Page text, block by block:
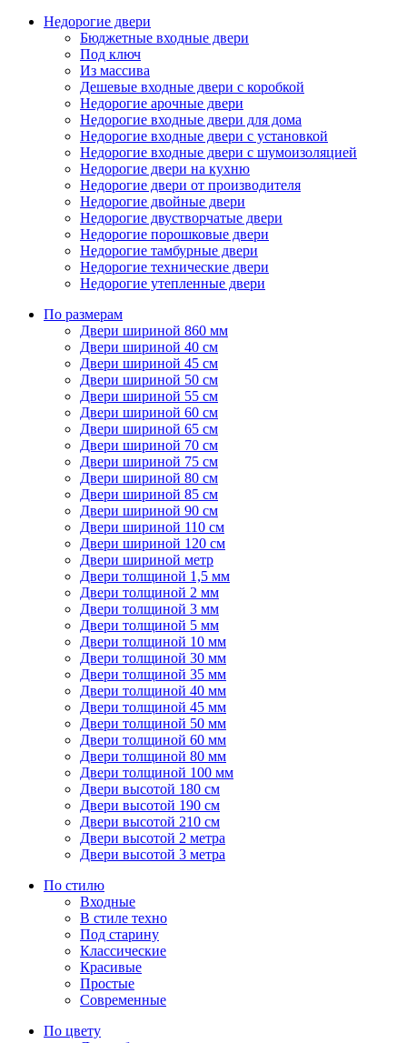
Недорогие двери
Бюджетные входные двери
Под ключ
Из массива
Дешевые входные двери с коробкой
Недорогие арочные двери
Недорогие входные двери для дома
Недорогие входные двери с установкой
Недорогие входные двери с шумоизоляцией
Недорогие двери на кухню
Недорогие двери от производителя
Недорогие двойные двери
Недорогие двустворчатые двери
Недорогие порошковые двери
Недорогие тамбурные двери
Недорогие технические двери
Недорогие утепленные двери
По размерам
Двери шириной 860 мм
Двери шириной 40 см
Двери шириной 45 см
Двери шириной 50 см
Двери шириной 55 см
Двери шириной 60 см
Двери шириной 65 см
Двери шириной 70 см
Двери шириной 75 см
Двери шириной 80 см
Двери шириной 85 см
Двери шириной 90 см
Двери шириной 110 см
Двери шириной 120 см
Двери шириной метр
Двери толщиной 1,5 мм
Двери толщиной 2 мм
Двери толщиной 3 мм
Двери толщиной 5 мм
Двери толщиной 10 мм
Двери толщиной 30 мм
Двери толщиной 35 мм
Двери толщиной 40 мм
Двери толщиной 45 мм
Двери толщиной 50 мм
Двери толщиной 60 мм
Двери толщиной 80 мм
Двери толщиной 100 мм
Двери высотой 180 см
Двери высотой 190 см
Двери высотой 210 см
Двери высотой 2 метра
Двери высотой 3 метра
По стилю
Входные
В стиле техно
Под старину
Классические
Красивые
Простые
Современные
По цвету